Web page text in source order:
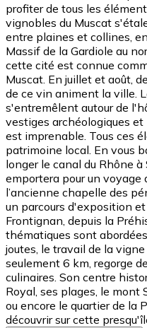
profiter de tous les
vignobles du Muscat
entre plaines et collines,
Massif de la Gardiole au
cette cité est connue
Muscat. En juillet et août,
de ce vin animent la ville.
s'entremêlent autour de
vestiges archéologiques
est imprenable. Tous ces
patrimoine local. En vous
longer le canal du Rhône
emportera pour un voyage
l’ancienne chapelle des
un parcours d'exposition
Frontignan, depuis la
thématiques sont
joutes, le travail de la
seulement 6 km, regorge
culinaires. Son centre
Royal, ses plages, le
ou encore le quartier de la
découvrir sur cette